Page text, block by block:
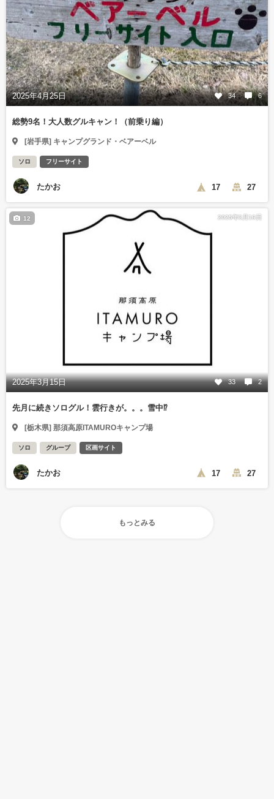
2025年4月25日 34 6
総勢9名！大人数グルキャン！（前乗り編）
[岩手県] キャンプグランド・ベアーベル
ソロ フリーサイト
たかお 17 27
2025年3月16日
2025年3月15日 33 2
12
先月に続きソログル！雲行きが。。。雪中⁉︎
[栃木県] 那須高原ITAMUROキャンプ場
ソロ グループ 区画サイト
たかお 17 27
もっとみる